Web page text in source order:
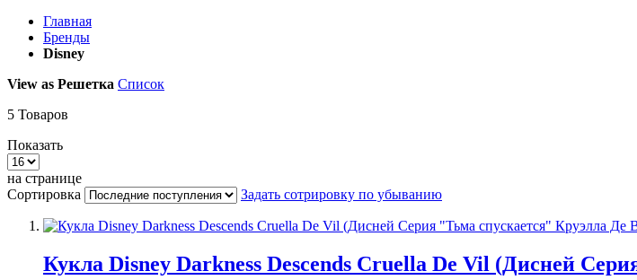
Главная
Бренды
Disney
View as Решетка Список
5 Товаров
Показать
на странице
Сортировка
Задать сотрировку по убыванию
Кукла Disney Darkness Descends Cruella De Vil (Дисней